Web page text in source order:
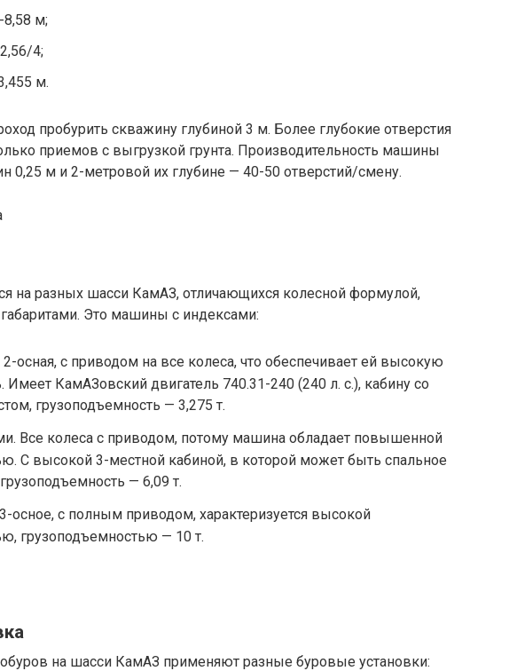
8,58 м;
4;
м.
пробурить скважину глубиной 3 м. Более глубокие отверстия
приемов с выгрузкой грунта. Производительность машины
0,25 м и 2-метровой их глубине — 40-50 отверстий/смену.
на разных шасси КамАЗ, отличающихся колесной формулой,
Это машины с индексами:
осная, с приводом на все колеса, что обеспечивает ей высокую
Имеет КамАЗовский двигатель 740.31-240 (240 л. с.), кабину со
грузоподъемность — 3,275 т.
Все колеса с приводом, потому машина обладает повышенной
С высокой 3-местной кабиной, в которой может быть спальное
— 6,09 т.
осное, с полным приводом, характеризуется высокой
грузоподъемностью — 10 т.
на шасси КамАЗ применяют разные буровые установки: